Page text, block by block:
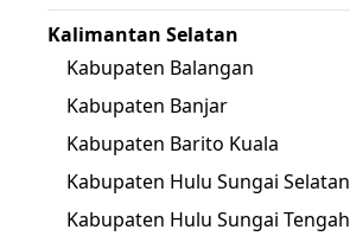
Kalimantan Selatan
Kabupaten Balangan
Kabupaten Banjar
Kabupaten Barito Kuala
Kabupaten Hulu Sungai Selatan
Kabupaten Hulu Sungai Tengah